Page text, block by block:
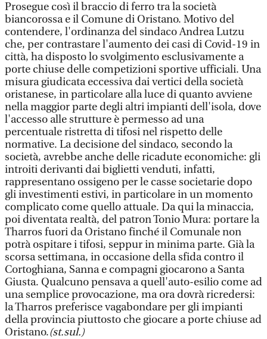
Prosegue così il braccio di ferro tra la società
biancorossa e il Comune di Oristano. Motivo del
contendere, l'ordinanza del sindaco Andrea Lutzu
che, per contrastare l'aumento dei casi di Covid-19 in
città, ha disposto lo svolgimento esclusivamente a
porte chiuse delle competizioni sportive ufficiali. Una
misura giudicata eccessiva dai vertici della società
oristanese, in particolare alla luce di quanto avviene
nella maggior parte degli altri impianti dell'isola, dove
l'accesso alle strutture è permesso ad una
percentuale ristretta di tifosi nel rispetto delle
normative. La decisione del sindaco, secondo la
società, avrebbe anche delle ricadute economiche: gli
introiti derivanti dai biglietti venduti, infatti,
rappresentano ossigeno per le casse societarie dopo
gli investimenti estivi, in particolare in un momento
complicato come quello attuale. Da qui la minaccia,
poi diventata realtà, del patron Tonio Mura: portare la
Tharros fuori da Oristano finché il Comunale non
potrà ospitare i tifosi, seppur in minima parte. Già la
scorsa settimana, in occasione della sfida contro il
Cortoghiana, Sanna e compagni giocarono a Santa
Giusta. Qualcuno pensava a quell'auto-esilio come ad
una semplice provocazione, ma ora dovrà ricredersi:
la Tharros preferisce vagabondare per gli impianti
della provincia piuttosto che giocare a porte chiuse ad
Oristano.(st.sul.)